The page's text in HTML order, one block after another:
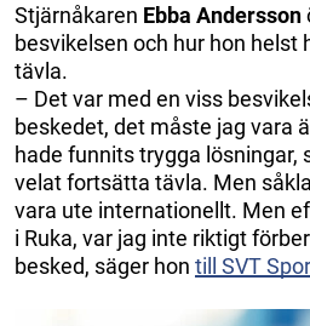
Stjärnåkaren Ebba Andersson
besvikelsen och hur hon helst
tävla.
– Det var med en viss
beskedet, det måste jag vara
hade funnits trygga lösningar,
velat fortsätta tävla. Men
vara ute internationellt. Men
i Ruka, var jag inte riktigt
besked, säger hon till SVT